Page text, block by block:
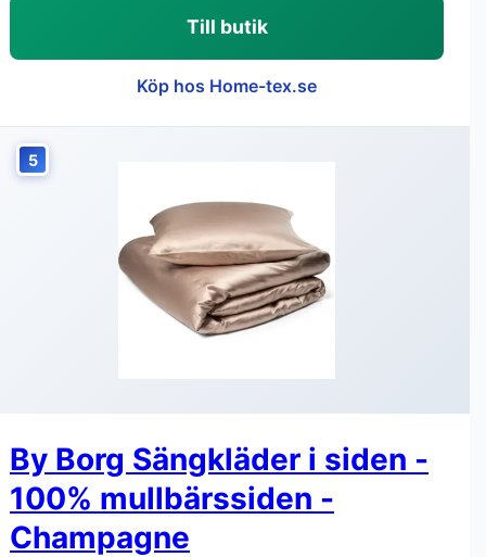
Till butik
Köp hos Home-tex.se
5
By Borg Sängkläder i siden -
100% mullbärssiden -
Champagne